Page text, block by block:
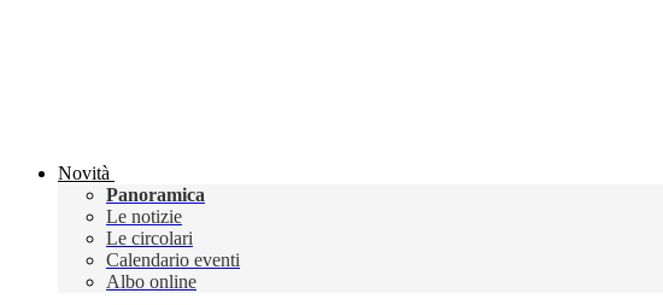
Novità
Panoramica
Le notizie
Le circolari
Calendario eventi
Albo online